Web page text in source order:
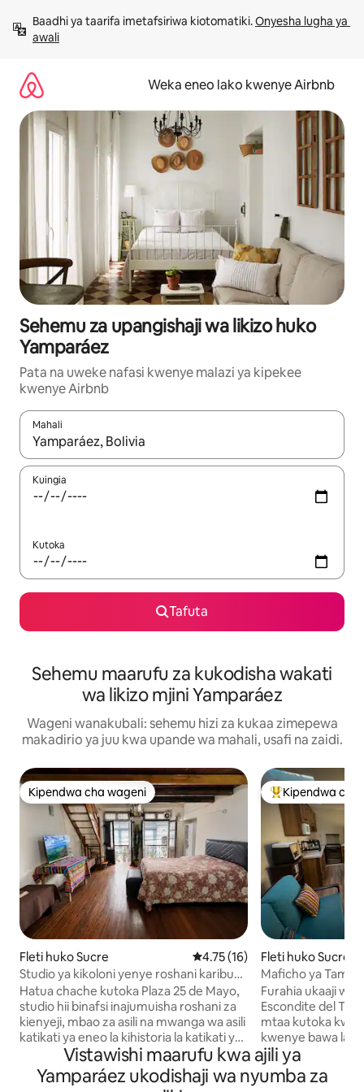
kwenda
kwenye
Baadhi ya taarifa imetafsiriwa kiotomatiki. Onyesha lugha ya
awali
Weka eneo lako kwenye Airbnb
Sehemu za upangishaji wa likizo huko
Yamparáez
Pata na uweke nafasi kwenye malazi ya kipekee
kwenye Airbnb
Mahali
Wakati matokeo yanapatikana, vinjari kwa kutumia vitufe vya
Kuingia
Kutoka
Tafuta
Sehemu maarufu za kukodisha wakati
wa likizo mjini Yamparáez
Wageni wanakubali: sehemu hizi za kukaa zimepewa
makadirio ya juu kwa upande wa mahali, usafi na zaidi.
Kipendwa cha wageni
Kipendwa cha wageni
Fleti huko Sucre Ukadiriaji wa wastani wa 4.75
4.75 (16)
Studio ya kikoloni yenye roshani karibu
na Plaza
Hatua chache kutoka Plaza 25 de Mayo,
studio hii binafsi inajumuisha roshani za
kienyeji, mbao za asili na mwanga wa asili
katikati ya eneo la kihistoria la katikati ya
jiji la Sucre. Ina kitanda cha watu wawili,
roshani yenye kitanda cha mtu mmoja,
chumba cha kulia, jiko lenye vifaa, Wi-Fi,
Kipendwa
Kipendwa cha
Fleti huko Sucre
Maficho ya Tambo
Furahia ukaaji wa
Escondite del
mtaa kutoka
kwenye bawa la
utulivu sana
Utamaduni cha
Nyumba ya
Vistawishi maarufu kwa ajili ya
Yamparáez ukodishaji wa nyumba za